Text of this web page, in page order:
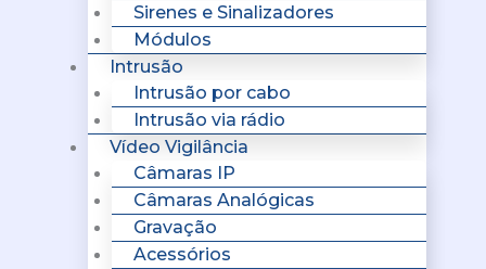
Sirenes e Sinalizadores
Módulos
Intrusão
Intrusão por cabo
Intrusão via rádio
Vídeo Vigilância
Câmaras IP
Câmaras Analógicas
Gravação
Acessórios